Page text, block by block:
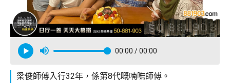
00:00 / 00:00
梁俊師傅入行32年，係第8代嘅喃嘸師傅。